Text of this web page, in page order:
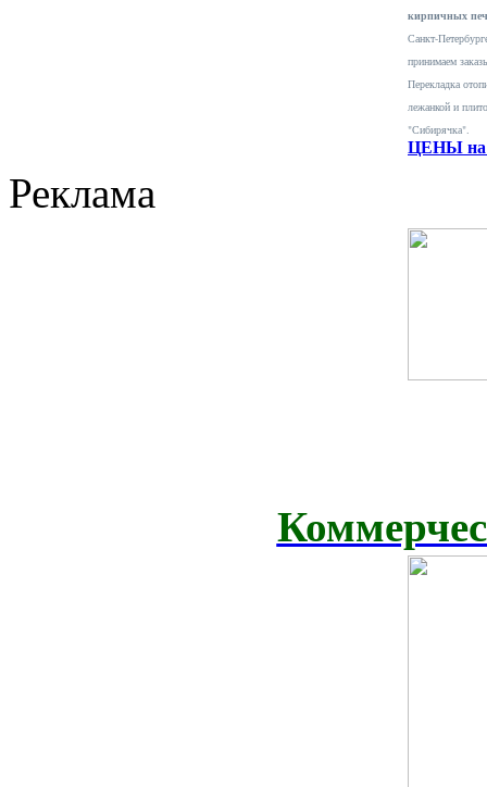
кирпичных
Санкт-
принимаем
Перекладка
лежанкой и
"Сибирячка".
ЦЕНЫ на
Реклама